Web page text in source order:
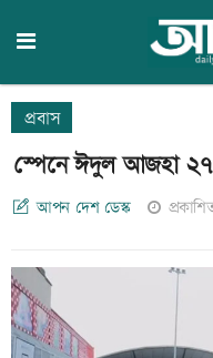
প্রবাস
স্পেনে ঈদুল আজহা
আপন দেশ ডেস্ক